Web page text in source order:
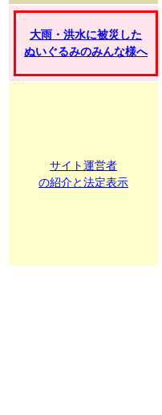
大雨・洪水に被災した
ぬいぐるみのみんな様へ
サイト運営者
の紹介と法定表示